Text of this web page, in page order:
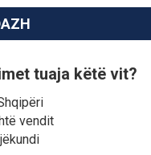
tuaja këtë vit?
vendit